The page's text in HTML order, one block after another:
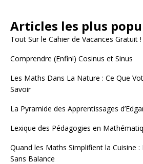
Articles les plus
Tout Sur le Cahier de Vacances Gratuit !
Comprendre (Enfin!) Cosinus et Sinus
Les Maths Dans La Nature : Ce Que
Savoir
La Pyramide des Apprentissages
Lexique des Pédagogies en
Quand les Maths Simplifient la Cuisine
Sans Balance